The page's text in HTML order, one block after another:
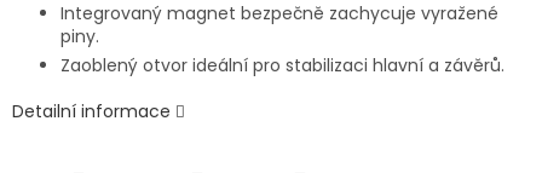
Integrovaný magnet bezpečně zachycuje vyražené
piny.
Zaoblený otvor ideální pro stabilizaci hlavní a závěrů.
Detailní informace